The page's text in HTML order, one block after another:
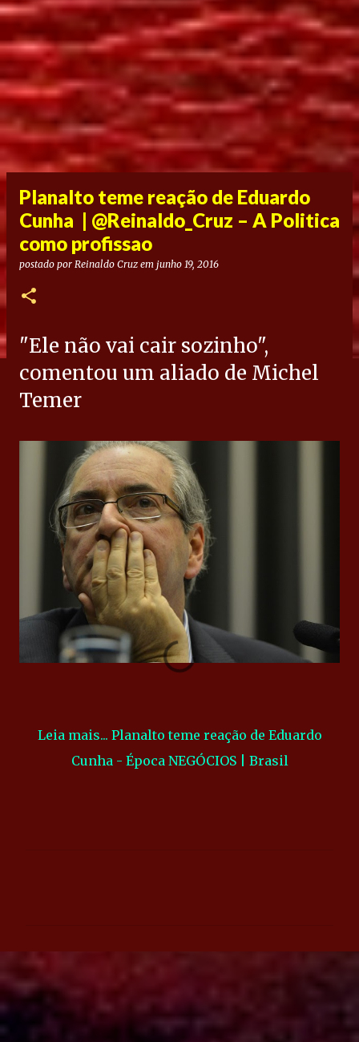
Planalto teme reação de Eduardo
Cunha | @Reinaldo_Cruz – A Politica
como profissao
postado por Reinaldo Cruz em junho 19, 2016
"Ele não vai cair sozinho",
comentou um aliado de Michel
Temer
Leia mais... Planalto teme reação de Eduardo
Cunha - Época NEGÓCIOS | Brasil
n
t